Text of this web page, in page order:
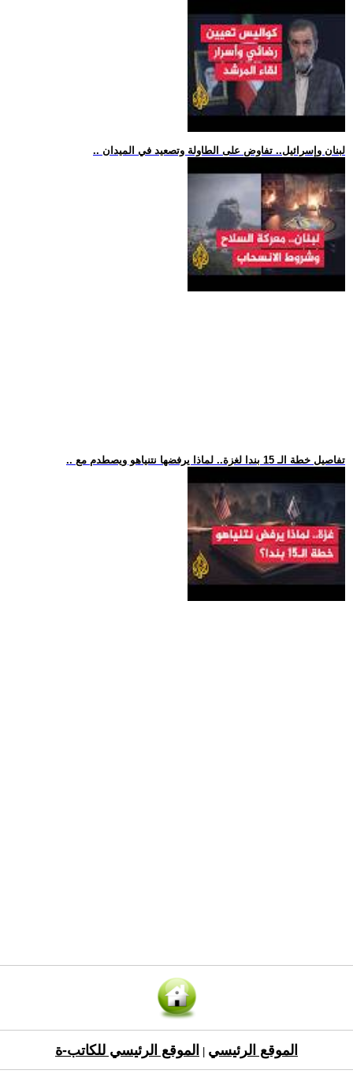
.. لبنان وإسرائيل.. تفاوض على الطاولة وتصعيد في الميدان
.. تفاصيل خطة الـ 15 بندا لغزة.. لماذا يرفضها نتنياهو ويصطدم مع
الموقع الرئيسي الموقع الرئيسي للكاتب-ة